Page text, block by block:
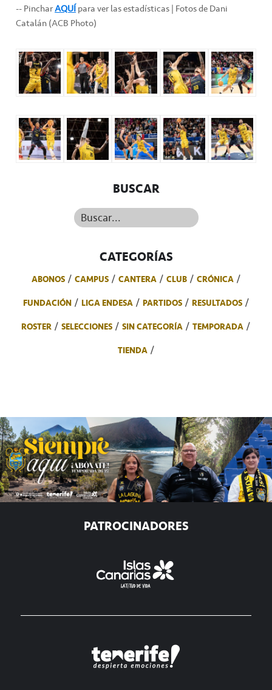
-- PincharAQUÍpara ver las estadísticas | Fotos de Dani
Catalán (ACB Photo)
BUSCAR
Buscar...
CATEGORÍAS
ABONOS CAMPUS CANTERA CLUB
CRÓNICA
FUNDACIÓN
LIGA ENDESA PARTIDOS
RESULTADOS
ROSTER
SELECCIONES SIN CATEGORÍA
TEMPORADA
TIENDA
PATROCINADORES